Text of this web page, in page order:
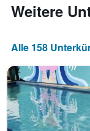
Zimmerpreis
Weitere
Alle 158